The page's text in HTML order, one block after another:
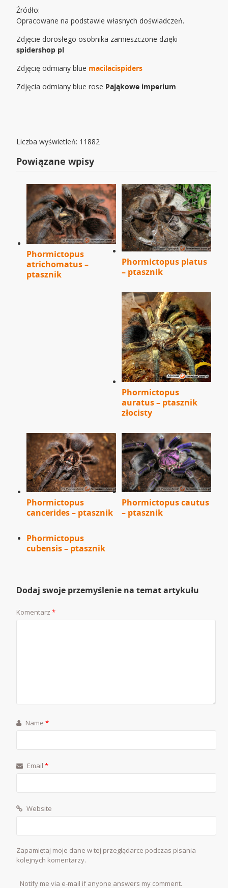
Źródło:
Opracowane na podstawie własnych doświadczeń.
Zdjęcie dorosłego osobnika zamieszczone dzięki
spidershop pl
Zdjęcię odmiany blue macilacispiders
Zdjęcia odmiany blue rose Pająkowe imperium
Liczba wyświetleń: 11882
Powiązane wpisy
Phormictopus
atrichomatus –
ptasznik
Phormictopus platus
– ptasznik
Phormictopus
auratus – ptasznik
złocisty
Phormictopus
cancerides – ptasznik
Phormictopus cautus
– ptasznik
Phormictopus
cubensis – ptasznik
Dodaj swoje przemyślenie na temat artykułu
Komentarz*
Name*
Email*
Website
Zapamiętaj moje dane w tej przeglądarce podczas pisania
kolejnych komentarzy.
Notify me via e-mail if anyone answers my comment.